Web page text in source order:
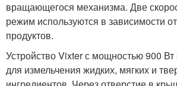
вращающегося механизма. Две
режим используются в зависимости
продуктов.
Устройство Vixter с мощностью 900
для измельчения жидких, мягких и